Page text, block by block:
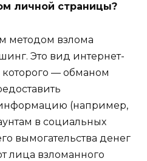
личной страницы?
методом взлома
Это вид интернет-
— обманом
(например,
в социальных
вымогательства денег
лица взломанного